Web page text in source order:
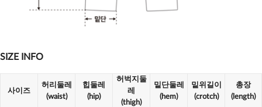
SIZE INFO
사이즈
허리둘레
(waist)
힙둘레
(hip)
허벅지둘
레
(thigh)
밑단둘레
(hem)
밑위길이
(crotch)
총장
(length)